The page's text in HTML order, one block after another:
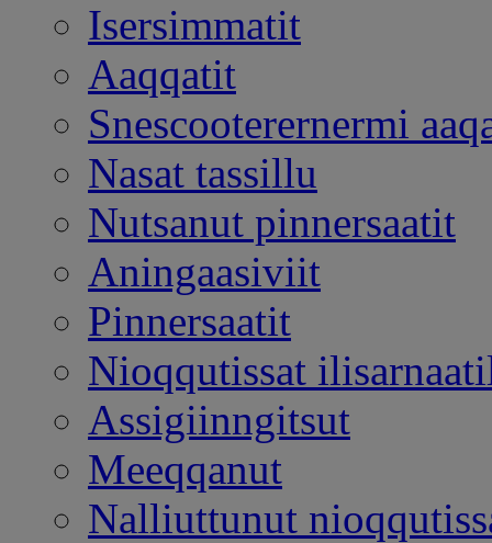
Isersimmatit
Aaqqatit
Snescooterernermi
Nasat tassillu
Nutsanut pinnersaatit
Aningaasiviit
Pinnersaatit
Nioqqutissat
Assigiinngitsut
Meeqqanut
Nalliuttunut